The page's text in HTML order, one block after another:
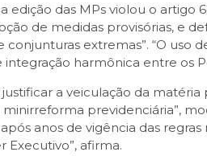
edição das MPs violou o artigo
de medidas provisórias, e
conjunturas extremas”. “O
harmônica entre os
a veiculação da
previdenciária”,
anos de vigência das
Executivo”, afirma.